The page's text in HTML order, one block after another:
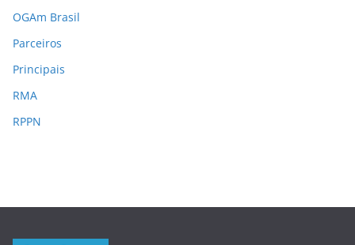
OGAm Brasil
Parceiros
Principais
RMA
RPPN